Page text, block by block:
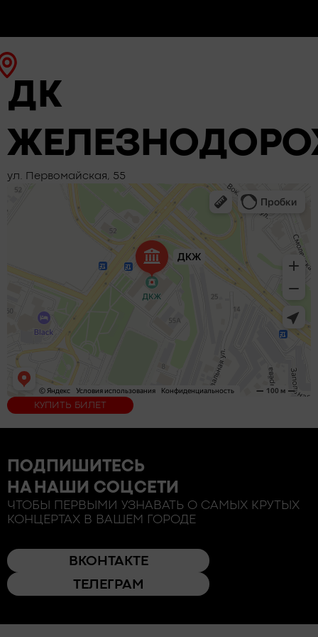
ДК
ул. Первомайская, 55
КУПИТЬ БИЛЕТ
ПОДПИШИТЕСЬ
НА НАШИ СОЦСЕТИ
ЧТОБЫ ПЕРВЫМИ УЗНАВАТЬ О САМЫХ КРУТЫХ
КОНЦЕРТАХ В ВАШЕМ ГОРОДЕ
ВКОНТАКТЕ
ТЕЛЕГРАМ